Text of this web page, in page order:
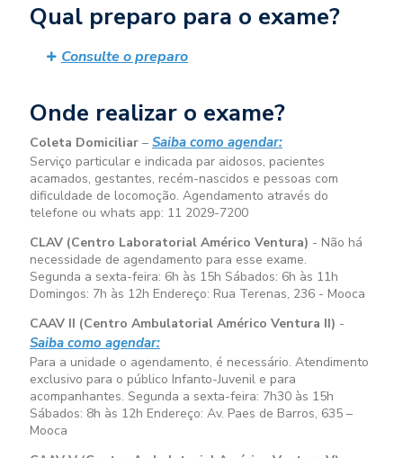
Qual preparo para o exame?
Consulte o preparo
Onde realizar o exame?
Coleta Domiciliar – Saiba como agendar:
Serviço particular e indicada par aidosos, pacientes
acamados, gestantes, recém-nascidos e pessoas com
dificuldade de locomoção. Agendamento através do
telefone ou whats app: 11 2029-7200
CLAV (Centro Laboratorial Américo Ventura) - Não há
necessidade de agendamento para esse exame.
Segunda a sexta-feira: 6h às 15h Sábados: 6h às 11h
Domingos: 7h às 12h Endereço: Rua Terenas, 236 - Mooca
CAAV II (Centro Ambulatorial Américo Ventura II) -
Saiba como agendar:
Para a unidade o agendamento, é necessário. Atendimento
exclusivo para o público Infanto-Juvenil e para
acompanhantes. Segunda a sexta-feira: 7h30 às 15h
Sábados: 8h às 12h Endereço: Av. Paes de Barros, 635 –
Mooca